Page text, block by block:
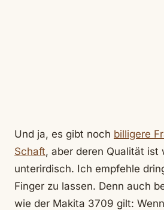
Und ja, es gibt noch billigere
Schaft, aber deren Qualität ist
unterirdisch. Ich empfehle
Finger zu lassen. Denn auch
wie der Makita 3709 gilt: